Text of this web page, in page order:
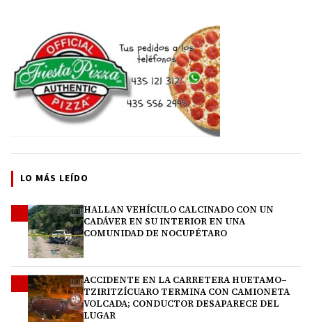
LO MÁS LEÍDO
HALLAN VEHÍCULO CALCINADO CON UN
CADÁVER EN SU INTERIOR EN UNA
COMUNIDAD DE NOCUPÉTARO
ACCIDENTE EN LA CARRETERA HUETAMO–
TZIRITZÍCUARO TERMINA CON CAMIONETA
VOLCADA; CONDUCTOR DESAPARECE DEL
LUGAR